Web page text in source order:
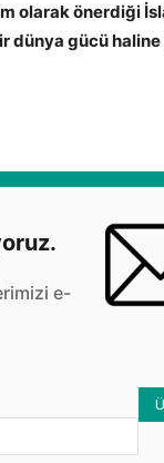
olarak önerdiği
dünya gücü
e-